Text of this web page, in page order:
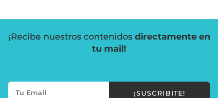
¡Recibe nuestros contenidos directamente en
tu mail!
¡SUSCRIBITE!